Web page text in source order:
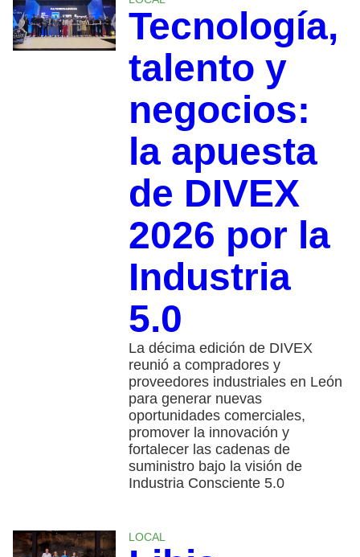
Tecnología,
talento y
negocios:
la apuesta
de DIVEX
2026 por la
Industria
5.0
La décima edición de DIVEX
reunió a compradores y
proveedores industriales en León
para generar nuevas
oportunidades comerciales,
promover la innovación y
fortalecer las cadenas de
suministro bajo la visión de
Industria Consciente 5.0
LOCAL